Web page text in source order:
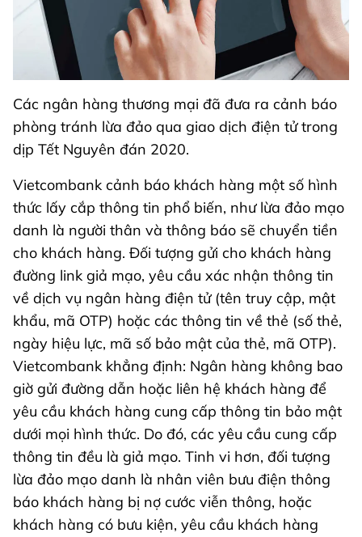
Các ngân hàng thương mại đã đưa ra cảnh báo
phòng tránh lừa đảo qua giao dịch điện tử trong
dịp Tết Nguyên đán 2020.
Vietcombank cảnh báo khách hàng một số hình
thức lấy cắp thông tin phổ biến, như lừa đảo mạo
danh là người thân và thông báo sẽ chuyển tiền
cho khách hàng. Đối tượng gửi cho khách hàng
đường link giả mạo, yêu cầu xác nhận thông tin
về dịch vụ ngân hàng điện tử (tên truy cập, mật
khẩu, mã OTP) hoặc các thông tin về thẻ (số thẻ,
ngày hiệu lực, mã số bảo mật của thẻ, mã OTP).
Vietcombank khẳng định: Ngân hàng không bao
giờ gửi đường dẫn hoặc liên hệ khách hàng để
yêu cầu khách hàng cung cấp thông tin bảo mật
dưới mọi hình thức. Do đó, các yêu cầu cung cấp
thông tin đều là giả mạo. Tinh vi hơn, đối tượng
lừa đảo mạo danh là nhân viên bưu điện thông
báo khách hàng bị nợ cước viễn thông, hoặc
khách hàng có bưu kiện, yêu cầu khách hàng